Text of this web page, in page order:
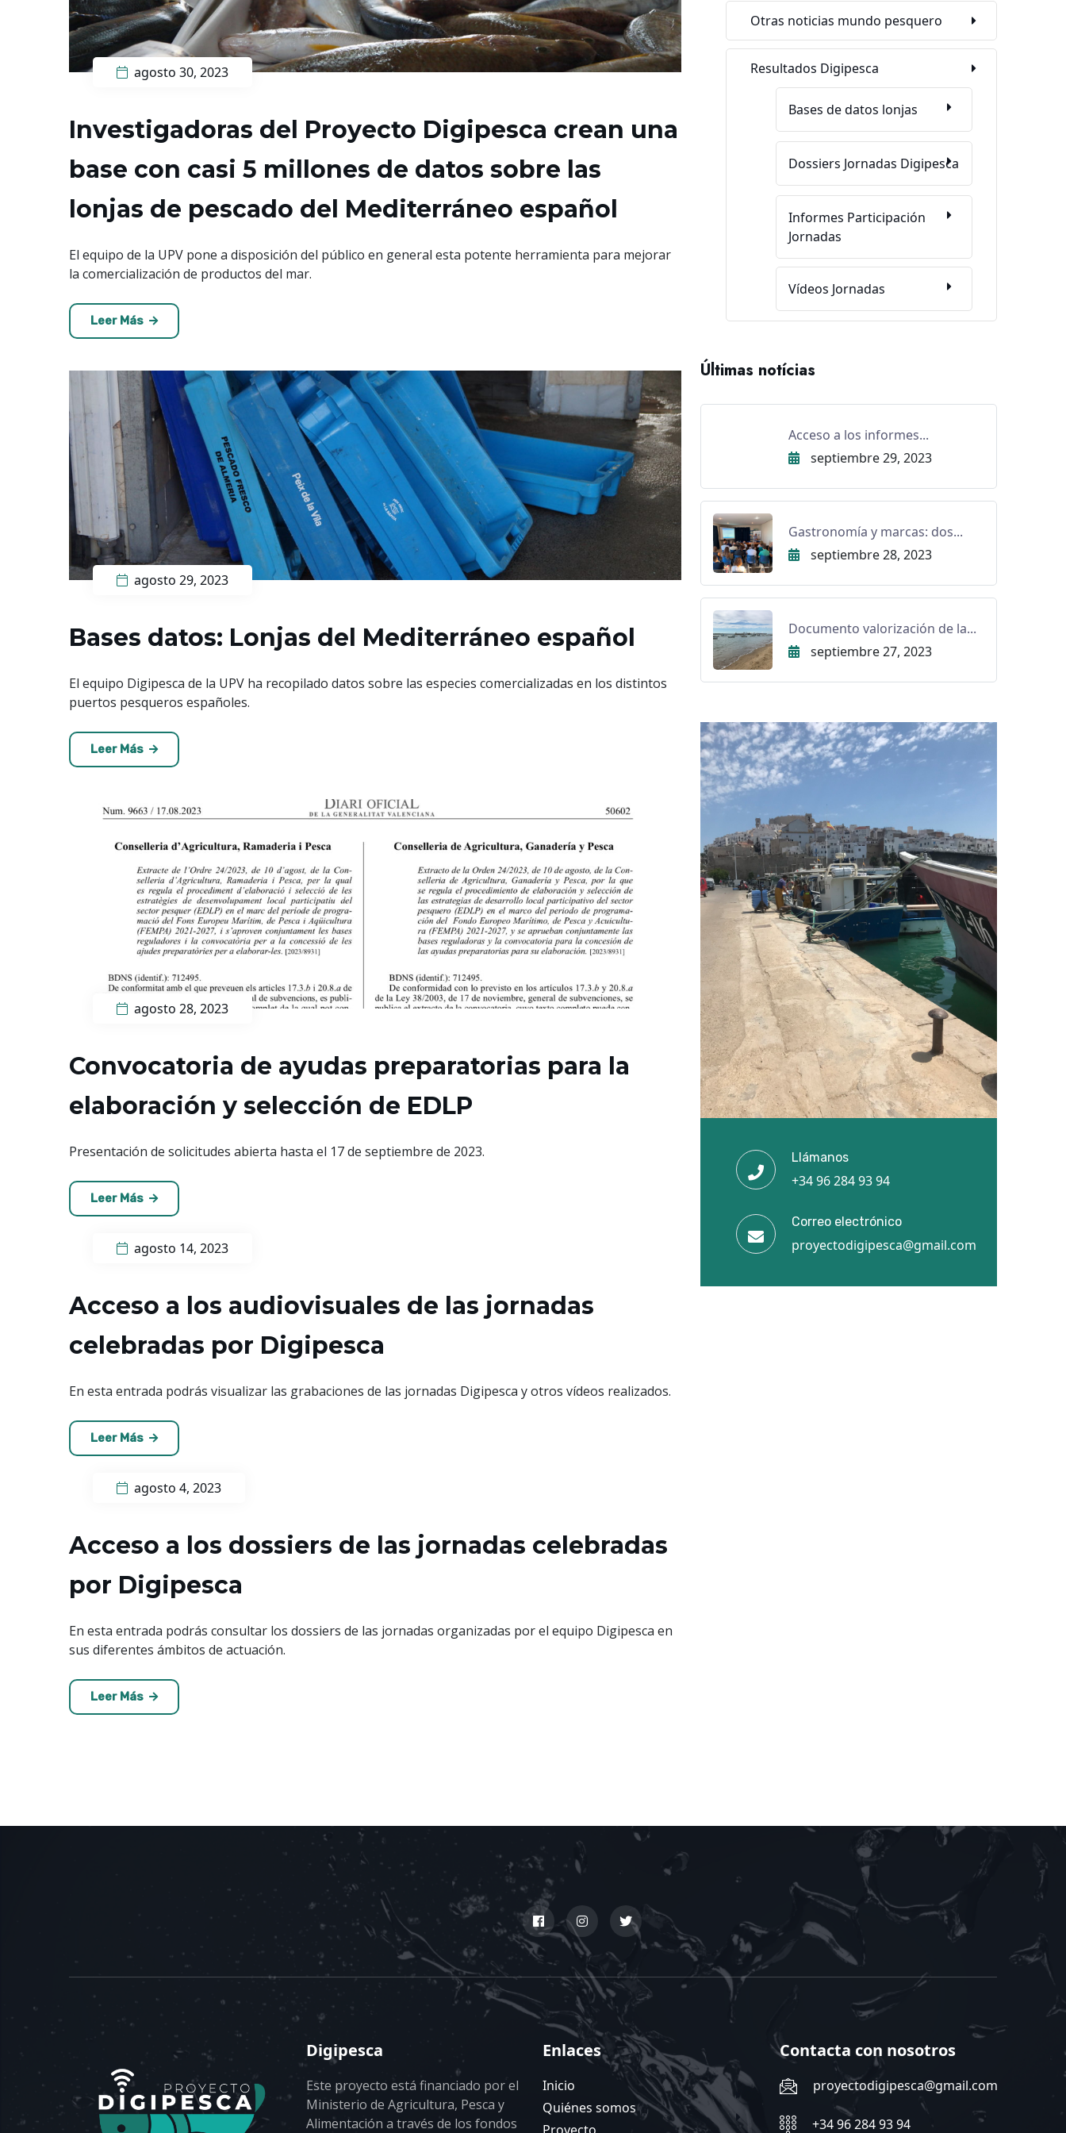
agosto 30, 2023
Investigadoras del Proyecto Digipesca crean una
base con casi 5 millones de datos sobre las
lonjas de pescado del Mediterráneo español
El equipo de la UPV pone a disposición del público en general esta potente herramienta para mejorar
la comercialización de productos del mar.
Leer Más
agosto 29, 2023
Bases datos: Lonjas del Mediterráneo español
El equipo Digipesca de la UPV ha recopilado datos sobre las especies comercializadas en los distintos
puertos pesqueros​ españoles.
Leer Más
agosto 28, 2023
Convocatoria de ayudas preparatorias para la
elaboración y selección de EDLP
Presentación de solicitudes abierta hasta el 17 de septiembre de 2023.
Leer Más
agosto 14, 2023
Acceso a los audiovisuales de las jornadas
celebradas por Digipesca
En esta entrada podrás visualizar las grabaciones de las jornadas Digipesca y otros vídeos realizados.
Leer Más
agosto 4, 2023
Acceso a los dossiers de las jornadas celebradas
por Digipesca
En esta entrada podrás consultar los dossiers de las jornadas organizadas por el equipo Digipesca en
sus diferentes ámbitos de actuación.
Leer Más
Otras noticias mundo pesquero
Resultados Digipesca
Bases de datos lonjas
Dossiers Jornadas Digipesca
Informes Participación
Jornadas
Vídeos Jornadas
Últimas notícias
Acceso a los informes...
septiembre 29, 2023
Gastronomía y marcas: dos...
septiembre 28, 2023
Documento valorización de la...
septiembre 27, 2023
Llámanos
+34 96 284 93 94
Correo electrónico
proyectodigipesca@gmail.com
Digipesca
Este proyecto está financiado por el
Ministerio de Agricultura, Pesca y
Alimentación a través de los fondos
Enlaces
Inicio
Quiénes somos
Contacta con nosotros
proyectodigipesca@gmail.com
+34 96 284 93 94